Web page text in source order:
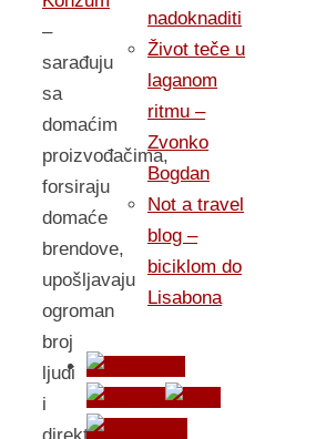
–
sarađuju
sa
domaćim
proizvođačima,
forsiraju
domaće
brendove,
upošljavaju
ogroman
broj
ljudi
i
nadoknaditi
Život teče u
laganom
ritmu –
Zvonko
Bogdan
Not a travel
blog –
biciklom do
Lisabona